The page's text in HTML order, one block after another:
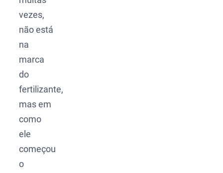
vezes,
não está
na
marca
do
fertilizante,
mas em
como
ele
começou
o